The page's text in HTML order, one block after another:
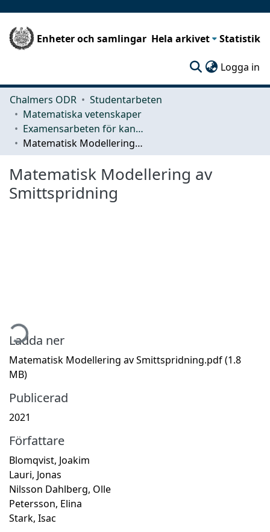
Enheter och samlingar Hela arkivet Statistik
Logga in
Chalmers ODR
Studentarbeten
Matematiska vetenskaper
Examensarbeten för kandidatexamen
Matematisk Modellering av Smittspridning
Matematisk Modellering av
Smittspridning
Ladda ner
Matematisk Modellering av Smittspridning.pdf(1.8
MB)
Publicerad
2021
Författare
Blomqvist, Joakim
Lauri, Jonas
Nilsson Dahlberg, Olle
Petersson, Elina
Stark, Isac